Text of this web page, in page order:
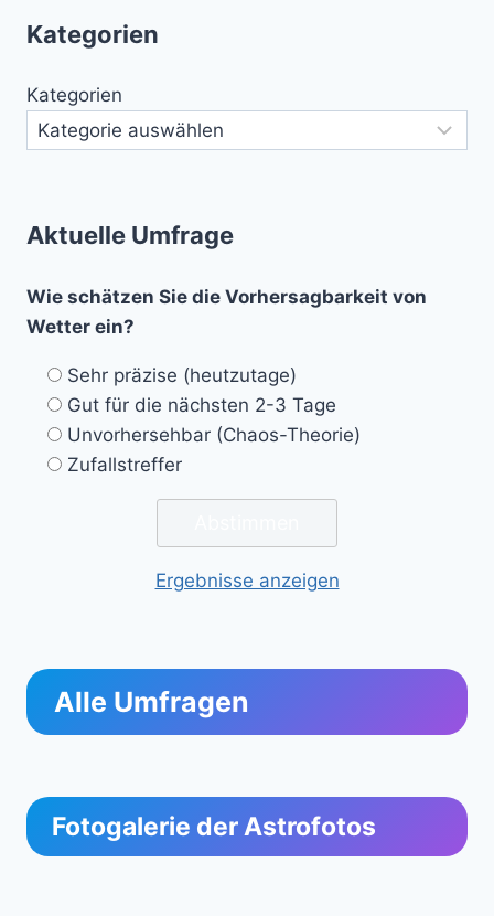
Kategorien
Kategorien
Aktuelle Umfrage
Wie schätzen Sie die Vorhersagbarkeit von
Wetter ein?
Sehr präzise (heutzutage)
Gut für die nächsten 2-3 Tage
Unvorhersehbar (Chaos-Theorie)
Zufallstreffer
Ergebnisse anzeigen
Alle Umfragen
Fotogalerie der Astrofotos